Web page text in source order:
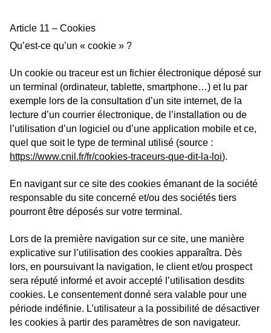
Article 11 – Cookies
Qu’est-ce qu’un « cookie » ?
Un cookie ou traceur est un fichier électronique déposé sur
un terminal (ordinateur, tablette, smartphone…) et lu par
exemple lors de la consultation d’un site internet, de la
lecture d’un courrier électronique, de l’installation ou de
l’utilisation d’un logiciel ou d’une application mobile et ce,
quel que soit le type de terminal utilisé (source :
https://www.cnil.fr/fr/cookies-traceurs-que-dit-la-loi).
En navigant sur ce site des cookies émanant de la société
responsable du site concerné et/ou des sociétés tiers
pourront être déposés sur votre terminal.
Lors de la première navigation sur ce site, une manière
explicative sur l’utilisation des cookies apparaîtra. Dès
lors, en poursuivant la navigation, le client et/ou prospect
sera réputé informé et avoir accepté l’utilisation desdits
cookies. Le consentement donné sera valable pour une
période indéfinie. L’utilisateur a la possibilité de désactiver
les cookies à partir des paramètres de son navigateur.